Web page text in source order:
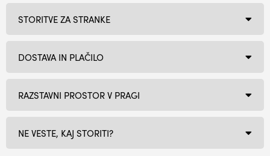
RAZSTAVNI PROSTOR V PRAGI
NE VESTE, KAJ STORITI?
STORITVE ZA STRANKE
DOSTAVA IN PLAČILO